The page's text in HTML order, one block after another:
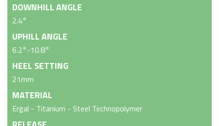
DOWNHILL ANGLE
2.4°
UPHILL ANGLE
6.2°-10.8°
HEEL SETTING
21mm
MATERIAL
Ergal - Titanium - Steel Technopolymer